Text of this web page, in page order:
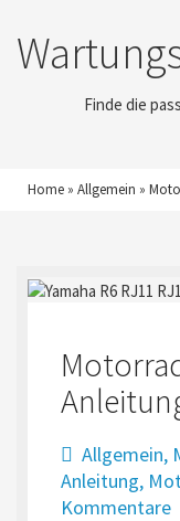
Finde die
Home » Allgemein »
Allgemein,
Anleitung,
Kommentare